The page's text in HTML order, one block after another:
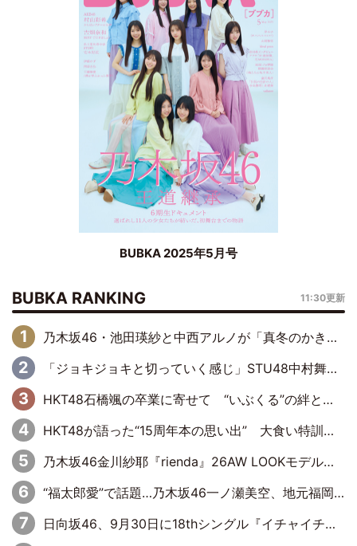
BUBKA 2025年5月号
BUBKA RANKING 11:30更新
乃木坂46・池田瑛紗と中西アルノが「真冬のかき氷」騒動で火花散らす！ 因縁の裏にあるのは、逆境をともに“凌”ぐ似た者同士の絆
「ジョキジョキと切っていく感じ」STU48中村舞、新しい挑戦は自らの手で
HKT48石橋颯の卒業に寄せて “いぶくる”の絆と後輩・龍頭綺音の決意
HKT48が語った“15周年本の思い出” 大食い特訓・守護霊企画・制服グラビア…盛りだくさんの裏話
乃木坂46金川紗耶『rienda』26AW LOOKモデルに就任
“福太郎愛”で話題…乃木坂46一ノ瀬美空、地元福岡『めんべい25周年トップサポーター』に就任
日向坂46、9月30日に18thシングル『イチャイチャ虫』の発売決定！ フォーメーションは『日向坂で会いましょう』にて発表